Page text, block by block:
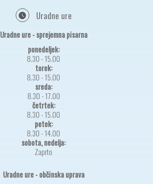
Uradne ure
Uradne ure - sprejemna pisarna
ponedeljek:
8.30 - 15.00
torek:
8.30 - 15.00
sreda:
8.30 - 17.00
četrtek:
8.30 - 15.00
petek:
8.30 - 14.00
sobota, nedelja:
Zaprto
Uradne ure - občinska uprava